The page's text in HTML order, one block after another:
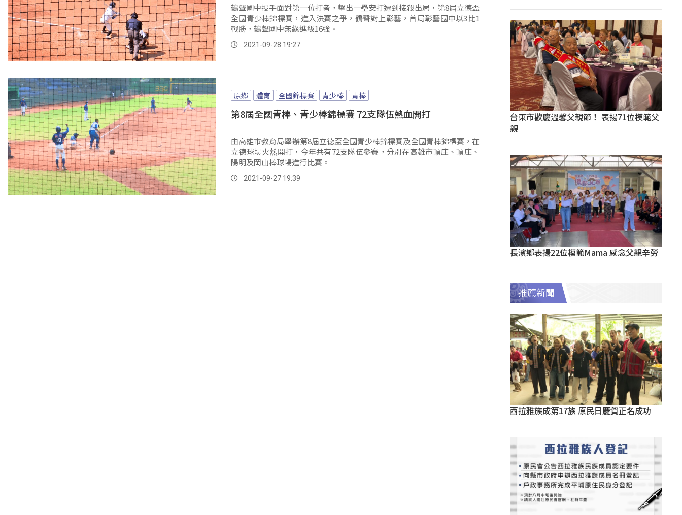
鶴聲國中投手面對第一位打者，擊出一壘安打遭到接殺出局，第8屆立德盃
全國青少棒錦標賽，進入決賽之爭，鶴聲對上彰藝，首局彰藝國中以3比1
戰勝，鶴聲國中無緣進級16強。
2021-09-28 19:27
原鄉 體育 全國錦標賽 青少棒 青棒
第8屆全國青棒、青少棒錦標賽 72支隊伍熱血開打
由高雄市教育局舉辦第8屆立德盃全國青少棒錦標賽及全國青棒錦標賽，在
立德球場火熱開打，今年共有72支隊伍參賽，分別在高雄市頂庄、頂庄、
陽明及岡山棒球場進行比賽。
2021-09-27 19:39
台東市歡慶溫馨父親節！ 表揚71位模範父
親
長濱鄉表揚22位模範Mama 感念父親辛勞
推薦新聞
西拉雅族成第17族 原民日慶賀正名成功